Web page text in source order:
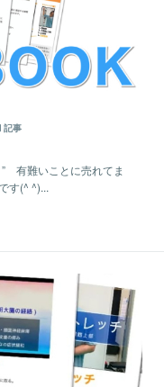
記事
有難いことに売れてま
す(^ ^)...